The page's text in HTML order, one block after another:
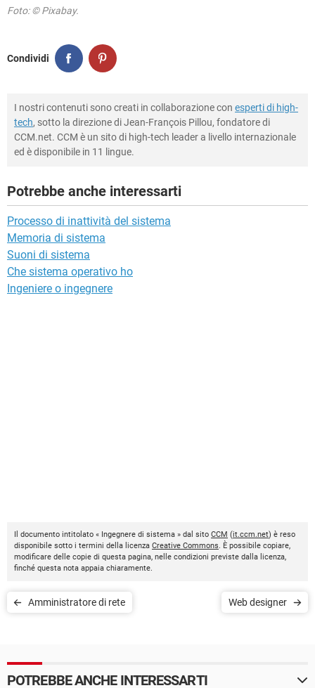
Foto: © Pixabay.
Condividi
I nostri contenuti sono creati in collaborazione con esperti di high-
tech, sotto la direzione di Jean-François Pillou, fondatore di
CCM.net. CCM è un sito di high-tech leader a livello internazionale
ed è disponibile in 11 lingue.
Potrebbe anche interessarti
Processo di inattività del sistema
Memoria di sistema
Suoni di sistema
Che sistema operativo ho
Ingeniere o ingegnere
Il documento intitolato « Ingegnere di sistema » dal sito CCM (it.ccm.net) è reso
disponibile sotto i termini della licenza Creative Commons. È possibile copiare,
modificare delle copie di questa pagina, nelle condizioni previste dalla licenza,
finché questa nota appaia chiaramente.
Amministratore di rete Web designer
POTREBBE ANCHE INTERESSARTI